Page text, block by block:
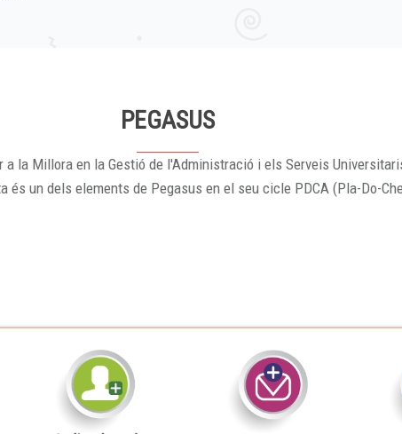
PEGASUS
a la Millora en la Gestió de l'Administració i els Serveis
és un dels elements de Pegasus en el seu cicle PDCA (Pla-Do-